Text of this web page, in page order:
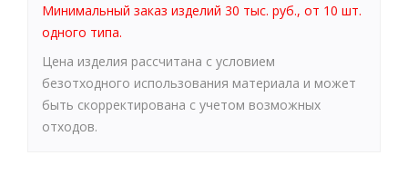
Минимальный заказ изделий 30 тыс. руб., от 10 шт.
одного типа.
Цена изделия рассчитана с условием
безотходного использования материала и может
быть скорректирована с учетом возможных
отходов.